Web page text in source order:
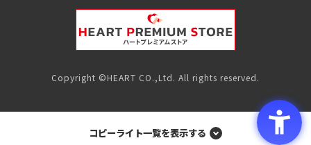
Copyright ©HEART CO.,Ltd. All rights reserved.
コピーライト一覧を表示する